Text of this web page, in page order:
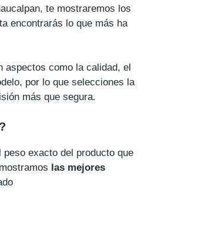
te mostraremos los
encontrarás lo que más ha
aspectos como la calidad, el
por lo que selecciones la
más que segura.
exacto del producto que
las mejores